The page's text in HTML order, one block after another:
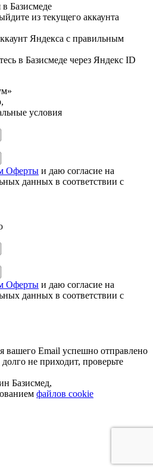
Базисмеде
из текущего аккаунта
Яндекса с правильным
в Базисмеде через Яндекс ID
условия
Оферты и даю согласие на
данных в соответствии с
Оферты и даю согласие на
данных в соответствии с
вашего Email успешно отправлено
не приходит, проверьте
Базисмед,
файлов cookie